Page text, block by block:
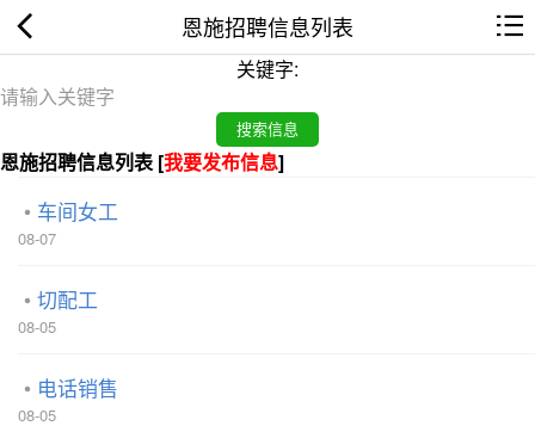
恩施招聘信息列表
关键字:
恩施招聘信息列表 [我要发布信息]
车间女工
08-07
切配工
08-05
电话销售
08-05